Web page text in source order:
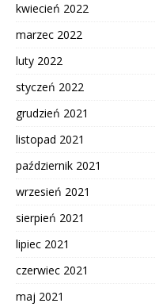
kwiecień 2022
marzec 2022
luty 2022
styczeń 2022
grudzień 2021
listopad 2021
październik 2021
wrzesień 2021
sierpień 2021
lipiec 2021
czerwiec 2021
maj 2021